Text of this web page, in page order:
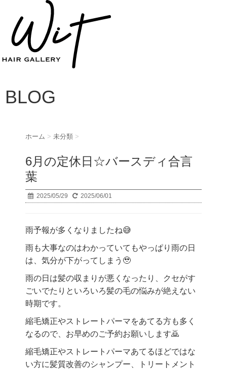
BLOG
ホーム > 未分類 >
6月の定休日☆バースディ合言
葉
2025/05/29 2025/06/01
雨予報が多くなりましたね😅
雨も大事なのはわかっていてもやっぱり雨の日
は、気分が下がってしまう🥹
雨の日は髪の収まりが悪くなったり、クセがす
ごいでたりといろいろ髪の毛の悩みが絶えない
時期です。
縮毛矯正やストレートパーマをあてる方も多く
なるので、お早めのご予約お願いします🙇‍
縮毛矯正やストレートパーマあてるほどではな
い方に髪質改善のシャンプー、トリートメント